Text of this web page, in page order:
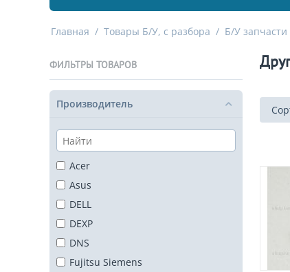
Главная / Товары Б/У, с разбора / Б/У запчасти
ФИЛЬТРЫ ТОВАРОВ
Производитель
Acer
Asus
DELL
DEXP
DNS
Fujitsu Siemens